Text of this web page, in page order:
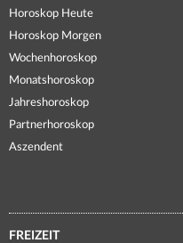
Horoskop Heute
Horoskop Morgen
Wochenhoroskop
Monatshoroskop
Jahreshoroskop
Partnerhoroskop
Aszendent
FREIZEIT